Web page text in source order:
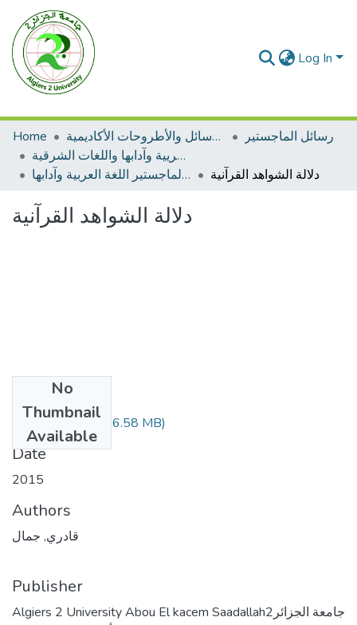
Log In
Home الرسائل والأطروحات الأكاديمية
رسائل الماجستير
رسائل الماجستير اللغة العريية وآدابها واللغات الشرقية
رسائل الماجستير اللغة العربية وآدابها
دلالة الشواهد القرآنية
دلالة الشواهد القرآنية
No
Thumbnail
Available
قادري جمال.pdf (26.58 MB)
Date
2015
Authors
قادري, جمال
Publisher
Algiers 2 University Abou El kacem Saadallahجامعة الجزائر2